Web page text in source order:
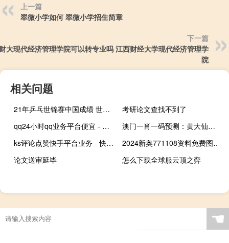
上一篇
翠微小学如何 翠微小学招生简章
下一篇
大现代经济管理学院可以转专业吗 江西财经大学现代经济管理学
院
相关问题
21年乒乓世锦赛中国成绩 世锦赛乒乓球2021
考研论文查找不到了
qq24小时qq业务平台便宜 - 快手作品点赞微信支付
澳门一肖一码预测：黄大仙救世网资料在哪里看到的啊-成语解释落实-3494.V1.215
ks评论点赞快手平台业务 - 快手刷call24小时在线_快手打金每天三小时三十块钱
2024新奥771108资料免费图库_智能AI深度解析_AI助手版g12.64.1431
论文送审延毕
怎么下载全球服云顶之弈
☚